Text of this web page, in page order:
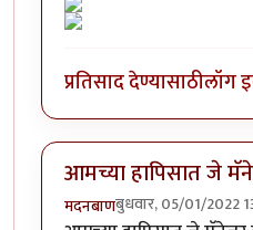
प्रतिसाद देण्यासाठीलॉग
आमच्या हापिसात जे
मदनबाणबुधवार, 05/01/2022